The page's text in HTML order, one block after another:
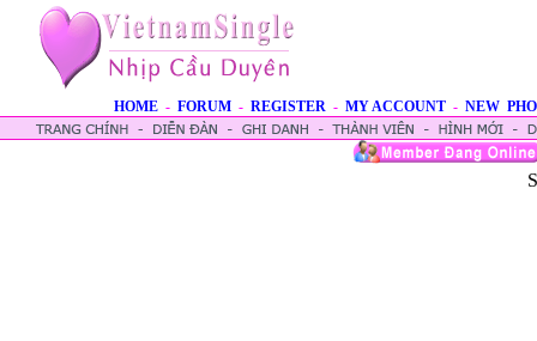
HOME - FORUM - REGISTER - MY ACCOUNT - NEW